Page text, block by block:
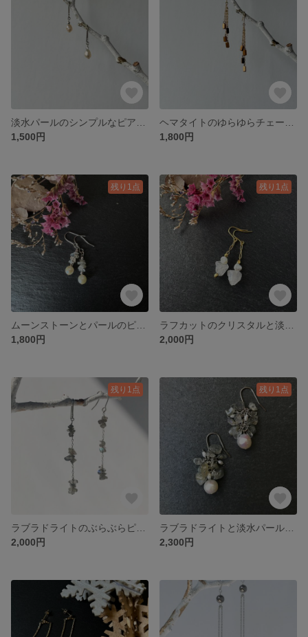
1,500円
1,800円
残り1点
1,800円
残り1点
2,000円
残り1点
2,000円
残り1点
2,300円